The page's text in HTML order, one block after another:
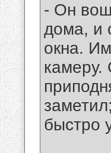
- Он
дома, и
окна.
быстро